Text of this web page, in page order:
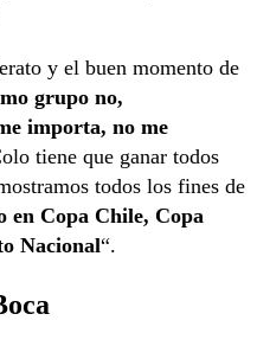
y el buen momento de
grupo no,
importa, no me
tiene que ganar todos
todos los fines de
en Copa Chile, Copa
Nacional“.